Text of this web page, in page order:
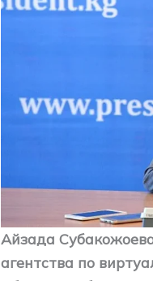
Айзада
агентства по